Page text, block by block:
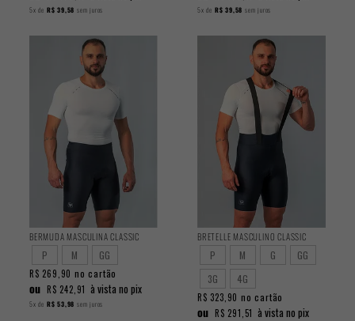
5x de R$ 39,58 sem juros 5x de R$ 39,58 sem juros
BERMUDA MASCULINA CLASSIC
P M GG
R$ 269,90 no cartão
ou R$ 242,91 à vista no pix
5x de R$ 53,98 sem juros
BRETELLE MASCULINO CLASSIC
P M G
GG
3G
4G
R$ 323,90 no cartão
ou R$ 291,51 à vista no pix